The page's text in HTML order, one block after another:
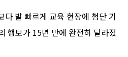
발 빠르게 교육 현장에 첨단 기
행보가 15년 만에 완전히 달라졌